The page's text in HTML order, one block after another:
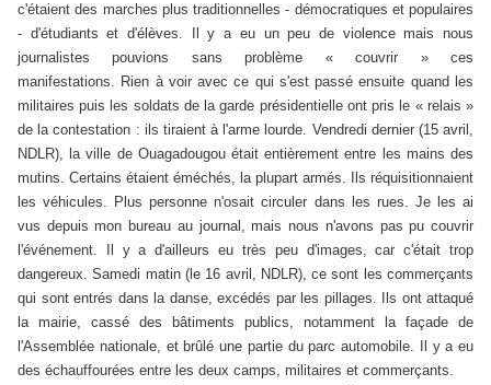
c'étaient des marches plus traditionnelles - démocratiques et populaires
- d'étudiants et d'élèves. Il y a eu un peu de violence mais nous
journalistes pouvions sans problème « couvrir » ces
manifestations. Rien à voir avec ce qui s'est passé ensuite quand les
militaires puis les soldats de la garde présidentielle ont pris le « relais »
de la contestation : ils tiraient à l'arme lourde. Vendredi dernier (15 avril,
NDLR), la ville de Ouagadougou était entièrement entre les mains des
mutins. Certains étaient éméchés, la plupart armés. Ils réquisitionnaient
les véhicules. Plus personne n'osait circuler dans les rues. Je les ai
vus depuis mon bureau au journal, mais nous n'avons pas pu couvrir
l'événement. Il y a d'ailleurs eu très peu d'images, car c'était trop
dangereux.Samedi matin (le 16 avril, NDLR), ce sont les commerçants
qui sont entrés dans la danse, excédés par les pillages. Ils ont attaqué
la mairie, cassé des bâtiments publics, notamment la façade de
l'Assemblée nationale, et brûlé une partie du parc automobile. Il y a eu
des échauffourées entre les deux camps, militaires et commerçants.